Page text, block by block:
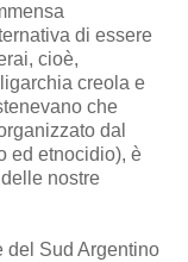
di essere
cioè,
creola e
che
dal
ed etnocidio), è
nostre
del Sud Argentino